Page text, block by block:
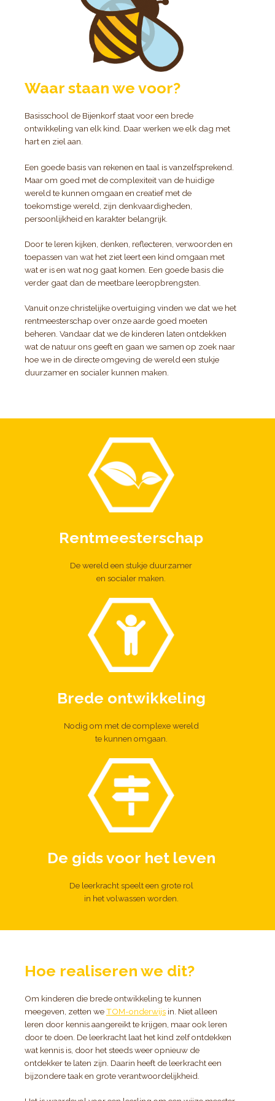
Waar staan we voor?
Basisschool de Bijenkorf staat voor een brede
ontwikkeling van elk kind. Daar werken we elk dag met
hart en ziel aan.
Een goede basis van rekenen en taal is vanzelfsprekend.
Maar om goed met de complexiteit van de huidige
wereld te kunnen omgaan en creatief met de
toekomstige wereld, zijn denkvaardigheden,
persoonlijkheid en karakter belangrijk.
Door te leren kijken, denken, reflecteren, verwoorden en
toepassen van wat het ziet leert een kind omgaan met
wat er is en wat nog gaat komen. Een goede basis die
verder gaat dan de meetbare leeropbrengsten.
Vanuit onze christelijke overtuiging vinden we dat we het
rentmeesterschap over onze aarde goed moeten
beheren. Vandaar dat we de kinderen laten ontdekken
wat de natuur ons geeft en gaan we samen op zoek naar
hoe we in de directe omgeving de wereld een stukje
duurzamer en socialer kunnen maken.
Rentmeesterschap
De wereld een stukje duurzamer
en socialer maken.
Brede ontwikkeling
Nodig om met de complexe wereld
te kunnen omgaan.
De gids voor het leven
De leerkracht speelt een grote rol
in het volwassen worden.
Hoe realiseren we dit?
Om kinderen die brede ontwikkeling te kunnen
meegeven, zetten weTOM-onderwijs in. Niet alleen
leren door kennis aangereikt te krijgen, maar ook leren
door te doen. De leerkracht laat het kind zelf ontdekken
wat kennis is, door het steeds weer opnieuw de
ontdekker te laten zijn. Daarin heeft de leerkracht een
bijzondere taak en grote verantwoordelijkheid.